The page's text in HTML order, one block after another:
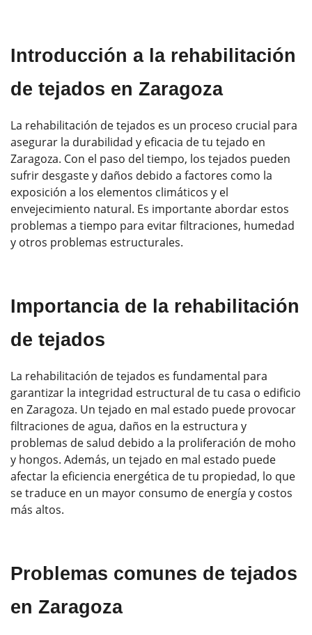
Introducción a la rehabilitación
de tejados en Zaragoza
La rehabilitación de tejados es un proceso crucial para
asegurar la durabilidad y eficacia de tu tejado en
Zaragoza. Con el paso del tiempo, los tejados pueden
sufrir desgaste y daños debido a factores como la
exposición a los elementos climáticos y el
envejecimiento natural. Es importante abordar estos
problemas a tiempo para evitar filtraciones, humedad
y otros problemas estructurales.
Importancia de la rehabilitación
de tejados
La rehabilitación de tejados es fundamental para
garantizar la integridad estructural de tu casa o edificio
en Zaragoza. Un tejado en mal estado puede provocar
filtraciones de agua, daños en la estructura y
problemas de salud debido a la proliferación de moho
y hongos. Además, un tejado en mal estado puede
afectar la eficiencia energética de tu propiedad, lo que
se traduce en un mayor consumo de energía y costos
más altos.
Problemas comunes de tejados
en Zaragoza